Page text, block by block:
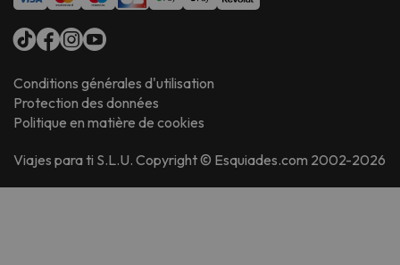
Conditions générales d'utilisation
Protection des données
Politique en matière de cookies
Viajes para ti S.L.U. Copyright © Esquiades.com 2002-2026